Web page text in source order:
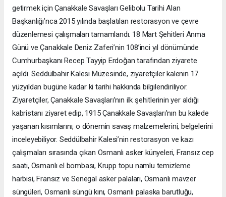
getirmek için Çanakkale Savaşları Gelibolu Tarihi Alan
Başkanlığı’nca 2015 yılında başlatılan restorasyon ve çevre
düzenlemesi çalışmaları tamamlandı. 18 Mart Şehitleri Anma
Günü ve Çanakkale Deniz Zaferi’nin 108’inci yıl dönümünde
Cumhurbaşkanı Recep Tayyip Erdoğan tarafından ziyarete
açıldı. Seddülbahir Kalesi Müzesinde, ziyaretçiler kalenin 17.
yüzyıldan bugüne kadar ki tarihi hakkında bilgilendiriliyor.
Ziyaretçiler, Çanakkale Savaşları’nın ilk şehitlerinin yer aldığı
kabristanı ziyaret edip, 1915 Çanakkale Savaşları’nın bu kalede
yaşanan kısımlarını, o dönemin savaş malzemelerini, belgelerini
inceleyebiliyor. Seddülbahir Kalesi’nin restorasyon ve kazı
çalışmaları sırasında çıkan Osmanlı asker künyeleri, Fransız cep
saati, Osmanlı el bombası, Krupp topu namlu temizleme
harbisi, Fransız ve Senegal asker palaları, Osmanlı mavzer
süngüleri, Osmanlı süngü kını, Osmanlı palaska barutluğu,